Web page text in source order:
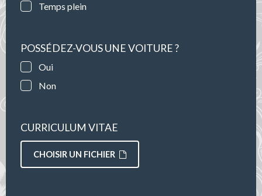
Temps plein
POSSÉDEZ-VOUS UNE VOITURE ?
Oui
Non
CURRICULUM VITAE
CHOISIR UN FICHIER